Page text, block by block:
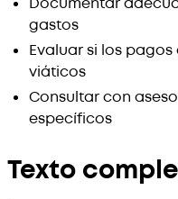
gastos
Evaluar si los
viáticos
Consultar con
específicos
Texto